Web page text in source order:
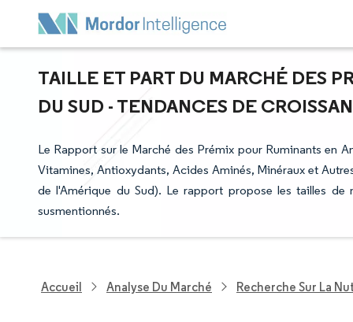
TAILLE ET PART DU MARCHÉ DES
DU SUD - TENDANCES DE
Le Rapport sur le Marché des Prémix pour Ruminants en
Vitamines, Antioxydants, Acides Aminés, Minéraux et
de l'Amérique du Sud). Le rapport propose les tailles
susmentionnés.
Accueil Analyse Du Marché Recherche Sur La